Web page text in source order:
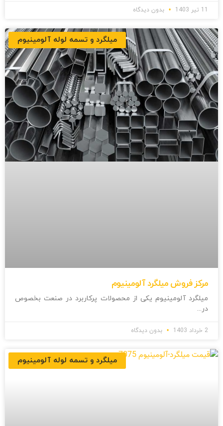
11 تیر 1403 بدون دیدگاه
میلگرد و تسمه لوله آلومینیوم
مرکز فروش میلگرد آلومینیوم
میلگرد آلومینیوم یکی از محصولات پرکاربرد در صنعت بخصوص
در
2 خرداد 1403 بدون دیدگاه
میلگرد و تسمه لوله آلومینیوم